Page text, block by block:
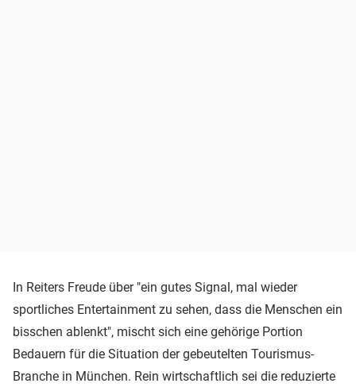
In Reiters Freude über "ein gutes Signal, mal wieder
sportliches Entertainment zu sehen, dass die Menschen ein
bisschen ablenkt", mischt sich eine gehörige Portion
Bedauern für die Situation der gebeutelten Tourismus-
Branche in München. Rein wirtschaftlich sei die reduzierte